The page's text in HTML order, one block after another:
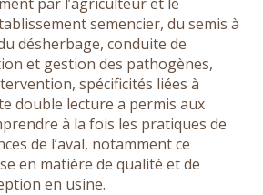
semencier, du semis à
désherbage, conduite de
et gestion des pathogènes,
spécificités liées à
double lecture a permis aux
à la fois les pratiques de
de l’aval, notamment ce
en matière de qualité et de
en usine.